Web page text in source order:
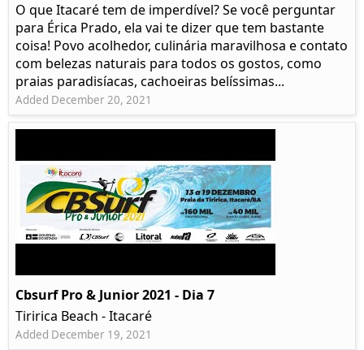
O que Itacaré tem de imperdível? Se você perguntar
para Érica Prado, ela vai te dizer que tem bastante
coisa!​ Povo acolhedor, culinária maravilhosa e contato
com belezas naturais para todos os gostos, como
praias paradisíacas, cachoeiras belíssimas...
Added December 20, 2021
Cbsurf Pro & Junior 2021 - Dia 7
Tiririca Beach - Itacaré
Added December 19, 2021